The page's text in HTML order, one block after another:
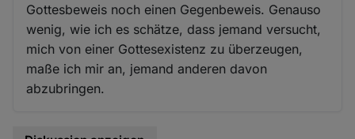
Gottesbeweis noch einen Gegenbeweis. Genauso
wenig, wie ich es schätze, dass jemand versucht,
mich von einer Gottesexistenz zu überzeugen,
maße ich mir an, jemand anderen davon
abzubringen.